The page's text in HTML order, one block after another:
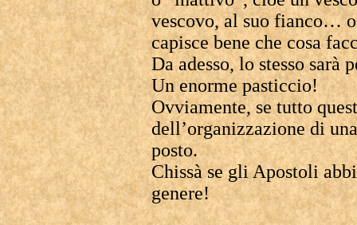
vescovo, al suo fianco…
capisce bene che cosa
Da adesso, lo stesso sarà
Un enorme pasticcio!
Ovviamente, se tutto
dell’organizzazione di
posto.
Chissà se gli Apostoli
genere!